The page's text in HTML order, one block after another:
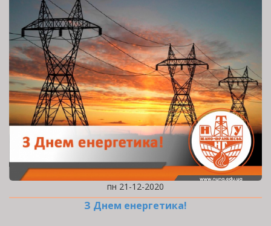
пн 21-12-2020
З Днем енергетика!